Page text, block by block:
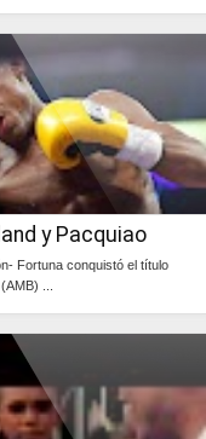
y Pacquiao
Fortuna conquistó el título
...